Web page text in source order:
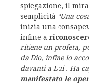
spiegazione, il
semplicità “Una
inizia una
infine a
ritiene un profeta,
da Dio, infine lo
davanti a Lui . Ha
manifestato le